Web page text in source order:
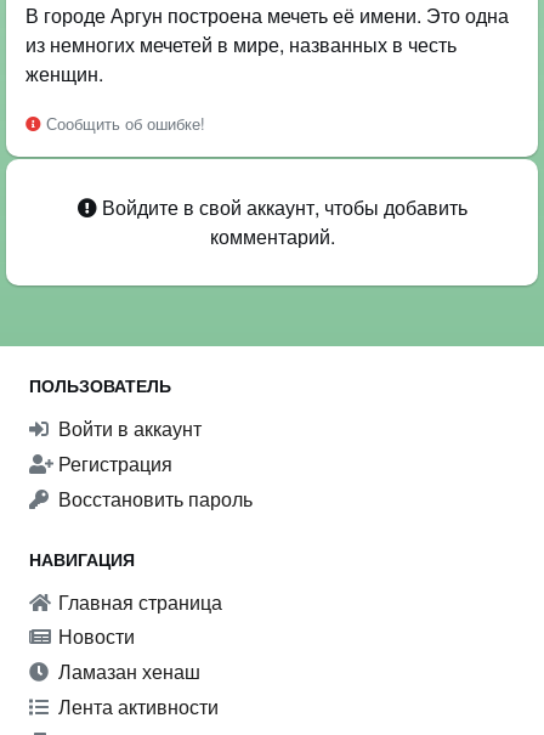
В городе Аргун построена мечеть её имени. Это одна
из немногих мечетей в мире, названных в честь
женщин.
Сообщить об ошибке!
Войдите в свой аккаунт, чтобы добавить
комментарий.
ПОЛЬЗОВАТЕЛЬ
Войти в аккаунт
Регистрация
Восстановить пароль
НАВИГАЦИЯ
Главная страница
Новости
Ламазан хенаш
Лента активности